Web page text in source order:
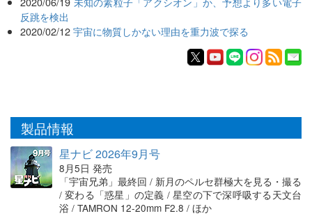
反跳を検出
2020/02/12 宇宙に物質しかない理由を重力波で探る
製品情報
星ナビ 2026年9月号
8月5日 発売
「宇宙兄弟」最終回 / 新月のペルセ群極大を見る・撮る
/ 変わる「惑星」の定義 / 星空の下で深呼吸する天文台
浴 / TAMRON 12-20mm F2.8 / ほか